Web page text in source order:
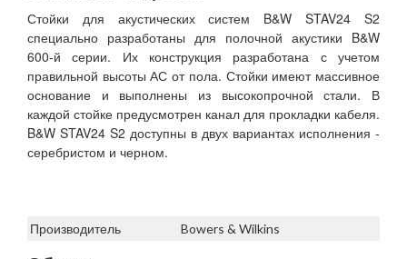
Стойки для акустических систем B&W STAV24 S2
специально разработаны для полочной акустики B&W
600-й серии. Их конструкция разработана с учетом
правильной высоты АС от пола. Стойки имеют массивное
основание и выполнены из высокопрочной стали. В
каждой стойке предусмотрен канал для прокладки кабеля.
B&W STAV24 S2 доступны в двух вариантах исполнения -
серебристом и черном.
Производитель Bowers & Wilkins